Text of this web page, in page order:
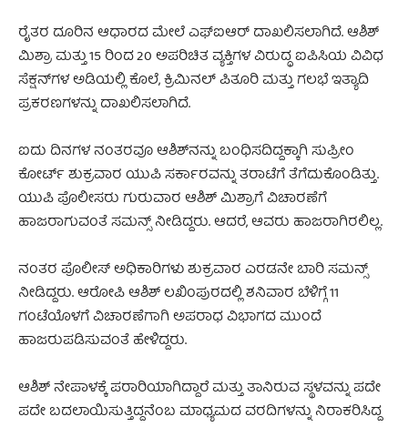
ರೈತರ ದೂರಿನ ಆಧಾರದ ಮೇಲೆ ಎಫ್‌ಐಆರ್ ದಾಖಲಿಸಲಾಗಿದೆ. ಆಶಿಶ್
ಮಿಶ್ರಾ ಮತ್ತು 15 ರಿಂದ 20 ಅಪರಿಚಿತ ವ್ಯಕ್ತಿಗಳ ವಿರುದ್ಧ ಐಪಿಸಿಯ ವಿವಿಧ
ಸೆಕ್ಷನ್‌ಗಳ ಅಡಿಯಲ್ಲಿ ಕೊಲೆ, ಕ್ರಿಮಿನಲ್ ಪಿತೂರಿ ಮತ್ತು ಗಲಭೆ ಇತ್ಯಾದಿ
ಪ್ರಕರಣಗಳನ್ನು ದಾಖಲಿಸಲಾಗಿದೆ.
ಐದು ದಿನಗಳ ನಂತರವೂ ಆಶಿಶ್‌ನನ್ನು ಬಂಧಿಸದಿದ್ದಕ್ಕಾಗಿ ಸುಪ್ರೀಂ
ಕೋರ್ಟ್ ಶುಕ್ರವಾರ ಯುಪಿ ಸರ್ಕಾರವನ್ನು ತರಾಟೆಗೆ ತೆಗೆದುಕೊಂಡಿತ್ತು.
ಯುಪಿ ಪೊಲೀಸರು ಗುರುವಾರ ಆಶಿಶ್ ಮಿಶ್ರಾಗೆ ವಿಚಾರಣೆಗೆ
ಹಾಜರಾಗುವಂತೆ ಸಮನ್ಸ್ ನೀಡಿದ್ದರು. ಆದರೆ, ಆವರು ಹಾಜರಾಗಿರಲಿಲ್ಲ.
ನಂತರ ಪೊಲೀಸ್ ಅಧಿಕಾರಿಗಳು ಶುಕ್ರವಾರ ಎರಡನೇ ಬಾರಿ ಸಮನ್ಸ್
ನೀಡಿದ್ದರು. ಆರೋಪಿ ಆಶಿಶ್ ಲಖಿಂಪುರದಲ್ಲಿ ಶನಿವಾರ ಬೆಳಿಗ್ಗೆ 11
ಗಂಟೆಯೊಳಗೆ ವಿಚಾರಣೆಗಾಗಿ ಅಪರಾಧ ವಿಭಾಗದ ಮುಂದೆ
ಹಾಜರುಪಡಿಸುವಂತೆ ಹೇಳಿದ್ದರು.
ಆಶಿಶ್ ನೇಪಾಳಕ್ಕೆ ಪರಾರಿಯಾಗಿದ್ದಾರೆ ಮತ್ತು ತಾನಿರುವ ಸ್ಥಳವನ್ನು ಪದೇ
ಪದೇ ಬದಲಾಯಿಸುತ್ತಿದ್ದನೆಂಬ ಮಾಧ್ಯಮದ ವರದಿಗಳನ್ನು ನಿರಾಕರಿಸಿದ್ದ